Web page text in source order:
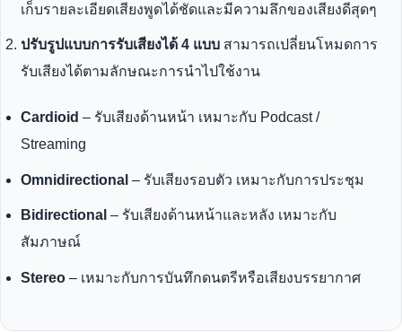
เก็บรายละเอียดเสียงพูดได้ชัดและมีความลึกของเสียงดีสุดๆ
ปรับรูปแบบการรับเสียงได้ 4 แบบ สามารถเปลี่ยนโหมดการ
รับเสียงได้ตามลักษณะการนำไปใช้งาน
Cardioid – รับเสียงด้านหน้า เหมาะกับ Podcast /
Streaming
Omnidirectional – รับเสียงรอบตัว เหมาะกับการประชุม
Bidirectional – รับเสียงด้านหน้าและหลัง เหมาะกับ
สัมภาษณ์
Stereo – เหมาะกับการบันทึกดนตรีหรือเสียงบรรยากาศ